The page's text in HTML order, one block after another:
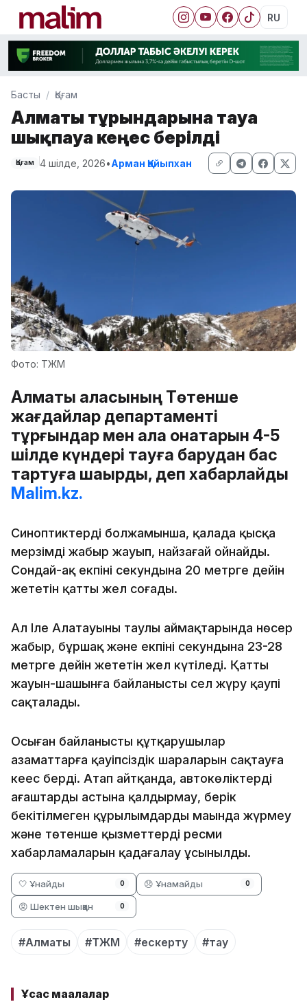
RU
Басты Қоғам
Алматы тұрғындарына тауға
шықпауға кеңес берілді
Қоғам 4 шілде, 2026•Арман Қайыпхан
Фото: ТЖМ
Алматы қаласының Төтенше
жағдайлар департаменті
тұрғындар мен қала қонақтарын 4-5
шілде күндері тауға барудан бас
тартуға шақырды, деп хабарлайды
Malim.kz.
Синоптиктердің болжамынша, қалада қысқа
мерзімді жаңбыр жауып, найзағай ойнайды.
Сондай-ақ екпіні секундына 20 метрге дейін
жететін қатты жел соғады.
Ал Іле Алатауының таулы аймақтарында нөсер
жаңбыр, бұршақ және екпіні секундына 23-28
метрге дейін жететін жел күтіледі. Қатты
жауын-шашынға байланысты сел жүру қаупі
сақталады.
Осыған байланысты құтқарушылар
азаматтарға қауіпсіздік шараларын сақтауға
кеңес берді. Атап айтқанда, автокөліктерді
ағаштардың астына қалдырмау, берік
бекітілмеген құрылымдардың маңында жүрмеу
және төтенше қызметтердің ресми
хабарламаларын қадағалау ұсынылды.
🤍 Ұнайды 0 😞 Ұнамайды 0
😡 Шектен шыққан 0
#Алматы #ТЖМ #ескерту #тау
Ұқсас мақалалар